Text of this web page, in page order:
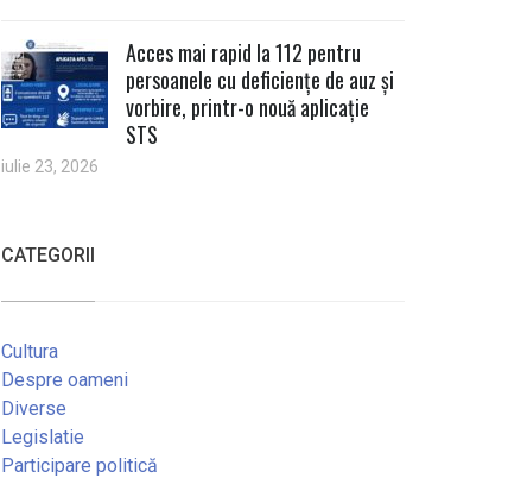
Acces mai rapid la 112 pentru
persoanele cu deficiențe de auz și
vorbire, printr-o nouă aplicație
STS
iulie 23, 2026
CATEGORII
Cultura
Despre oameni
Diverse
Legislatie
Participare politică